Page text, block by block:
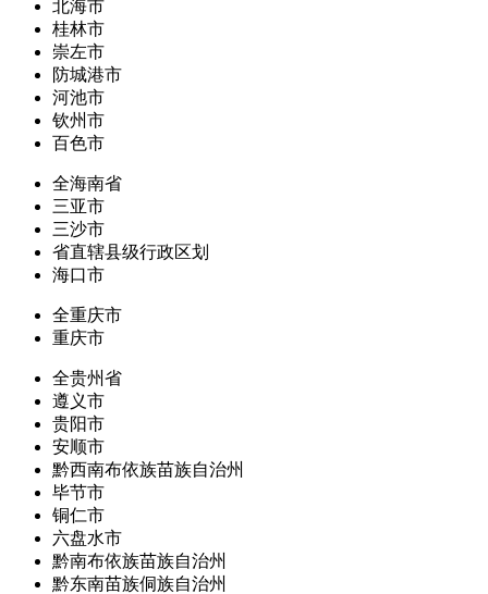
北海市
桂林市
崇左市
防城港市
河池市
钦州市
百色市
全海南省
三亚市
三沙市
省直辖县级行政区划
海口市
全重庆市
重庆市
全贵州省
遵义市
贵阳市
安顺市
黔西南布依族苗族自治州
毕节市
铜仁市
六盘水市
黔南布依族苗族自治州
黔东南苗族侗族自治州